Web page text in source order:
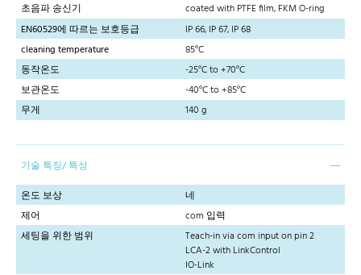
초음파 송신기
coated with PTFE film, FKM O-ring
EN60529에 따르는 보호등급
IP 66, IP 67, IP 68
cleaning temperature
85°C
동작온도
-25°C to +70°C
보관온도
-40°C to +85°C
무게
140 g
기술 특징/ 특성
온도 보상
네
제어
com 입력
세팅을 위한 범위
Teach-in via com input on pin 2
LCA-2 with LinkControl
IO-Link